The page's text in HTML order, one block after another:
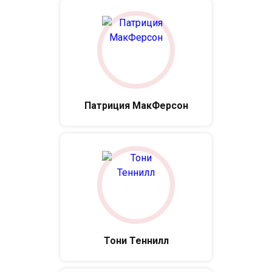
Патриция МакФерсон
Тони Теннилл